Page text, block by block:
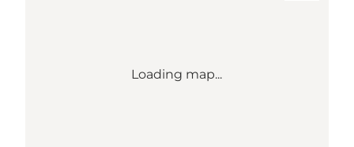
Loading map...